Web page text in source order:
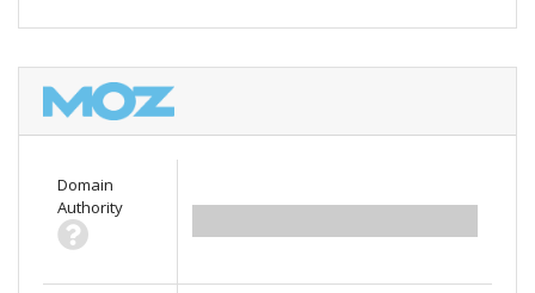
Domain
Authority